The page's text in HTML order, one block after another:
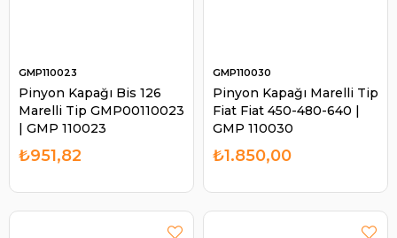
Pinyon Kapağı Bis 126
Marelli Tip GMP00110023
| GMP 110023
GMP110023
₺951,82
Pinyon Kapağı Marelli Tip
Fiat Fiat 450-480-640 |
GMP 110030
GMP110030
₺1.850,00